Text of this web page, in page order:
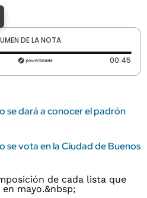
DE LA NOTA
0 segundos 00:45
se dará a conocer el padrón
se vota en la Ciudad de Buenos